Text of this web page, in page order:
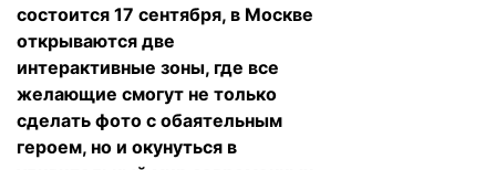
состоится 17 сентября, в Москве
открываются две
интерактивные зоны, где все
желающие смогут не только
сделать фото с обаятельным
героем, но и окунуться в